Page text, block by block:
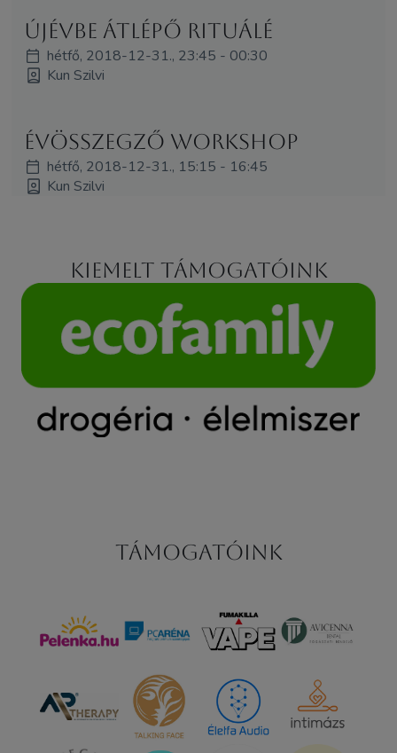
Újévbe átlépő rituálé
hétfő, 2018-12-31., 23:45 - 00:30
Kun Szilvi
Évösszegző workshop
hétfő, 2018-12-31., 15:15 - 16:45
Kun Szilvi
Kiemelt támogatóink
Támogatóink